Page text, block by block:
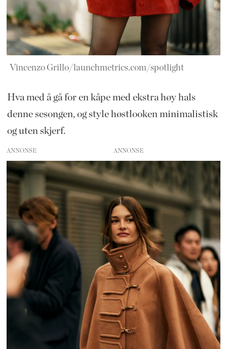
Vincenzo Grillo/launchmetrics.com/spotlight
Hva med å gå for en kåpe med ekstra høy hals
denne sesongen, og style høstlooken minimalistisk
og uten skjerf.
ANNONSE